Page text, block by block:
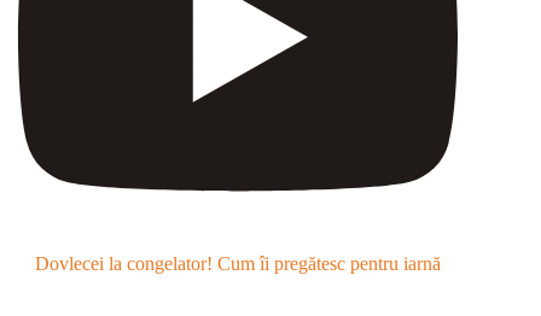
Dovlecei la congelator! Cum îi pregătesc pentru iarnă